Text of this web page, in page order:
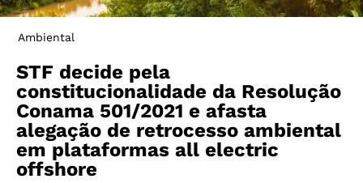
Ambiental
STF decide pela
constitucionalidade da Resolução
Conama 501/2021 e afasta
alegação de retrocesso ambiental
em plataformas all electric
offshore